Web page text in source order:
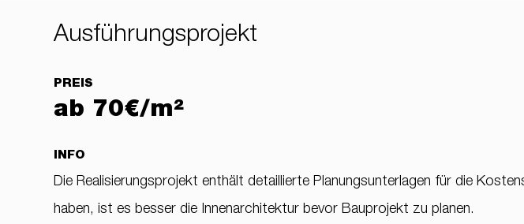
Ausführungsprojekt
PREIS
ab 70€/m²
INFO
Die Realisierungsprojekt enthält detaillierte Planungsunterlagen für die
haben, ist es besser die Innenarchitektur bevor Bauprojekt zu planen.